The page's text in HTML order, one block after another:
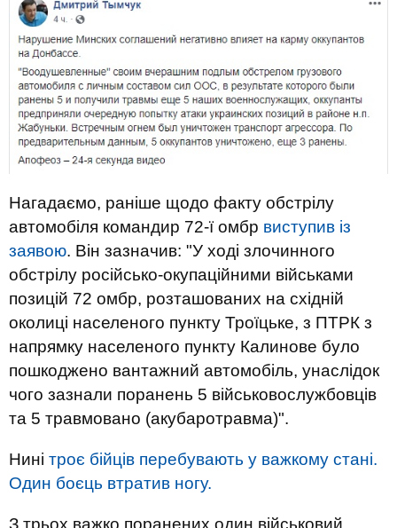
Нагадаємо, раніше щодо факту обстрілу
автомобіля командир 72-ї омбр виступив із
заявою. Він зазначив: "У ході злочинного
обстрілу російсько-окупаційними військами
позицій 72 омбр, розташованих на східній
околиці населеного пункту Троїцьке, з ПТРК з
напрямку населеного пункту Калинове було
пошкоджено вантажний автомобіль, унаслідок
чого зазнали поранень 5 військовослужбовців
та 5 травмовано (акубаротравма)".
Нині троє бійців перебувають у важкому стані.
Один боєць втратив ногу.
З трьох важко поранених один військовий